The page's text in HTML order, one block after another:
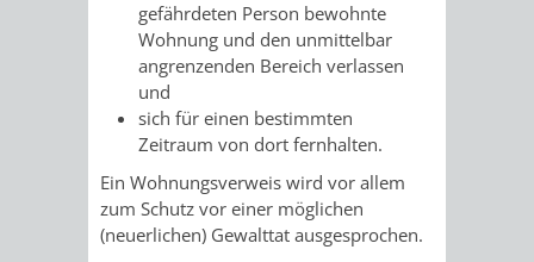
OFFENEN
DENKMALS
ABWASSERBESEITIGUNG
ERSCHLIESSUNGSBEITRAG
ANTRAGSVERFAHREN
VERMIETE
DENKMALSCHUTZ
FÜR
TOURISMUS
gefährdeten Person bewohnte
Wohnung und den unmittelbar
angrenzenden Bereich verlassen
und
sich für einen bestimmten
Zeitraum von dort fernhalten.
Ein Wohnungsverweis wird vor allem
zum Schutz vor einer möglichen
(neuerlichen) Gewalttat ausgesprochen.